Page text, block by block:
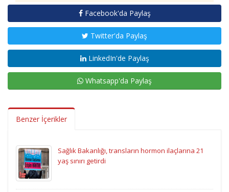
Facebook'da Paylaş
Twitter'da Paylaş
LinkedIn'de Paylaş
Whatsapp'da Paylaş
Benzer İçerikler
Sağlık Bakanlığı, transların hormon ilaçlarına 21
yaş sınırı getirdi